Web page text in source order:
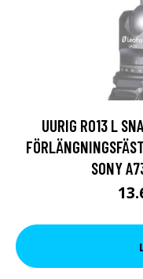
UURIG R013 L
SONY